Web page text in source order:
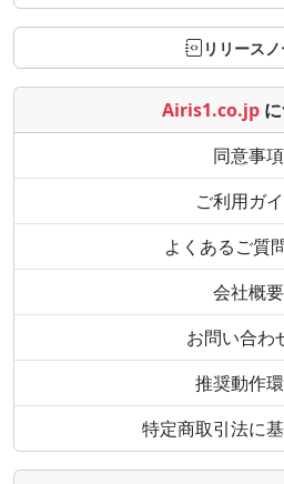
リリースノ
Airis1.co.jp
同意事項
ご利用ガ
よくあるご質
会社概要
お問い合わ
推奨動作
特定商取引法に